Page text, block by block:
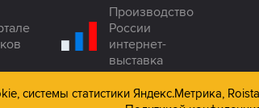
Производство
России
интернет-
выставка
системы статистики Яндекс.Метрика,